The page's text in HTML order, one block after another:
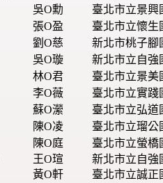
吳O勳
臺北市立景興
張O盈
臺北市立懷生
劉O慈
新北市桃子腳
吳O璇
新北市立自強
林O君
臺北市立景美
李O薇
臺北市立實踐
蘇O瀠
臺北市立弘道
陳O凌
臺北市立瑠公
陳O庭
臺北市立螢橋
王O瑄
新北市立自強
黃O軒
臺北市立誠正